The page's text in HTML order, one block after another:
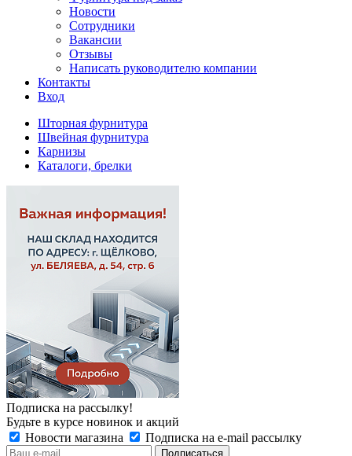
Новости
Сотрудники
Вакансии
Отзывы
Написать руководителю компании
Контакты
Вход
Шторная фурнитура
Швейная фурнитура
Карнизы
Каталоги, брелки
Подписка на рассылку!
Будьте в курсе новинок и акций
Новости магазина
Подписка на e-mail рассылку